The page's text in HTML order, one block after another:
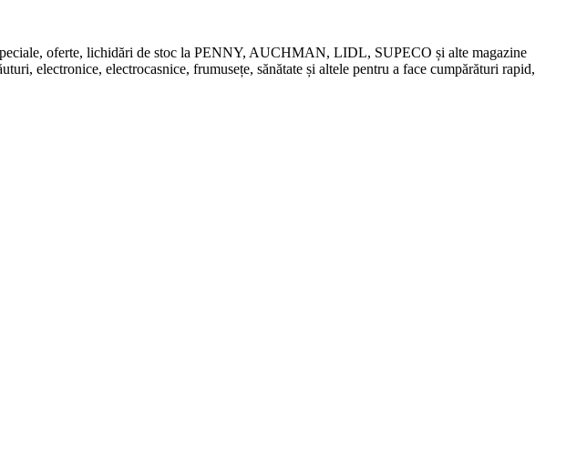
oferte, lichidări de stoc la PENNY, AUCHMAN, LIDL, SUPECO și alte magazine
electronice, electrocasnice, frumusețe, sănătate și altele pentru a face cumpărături rapid,